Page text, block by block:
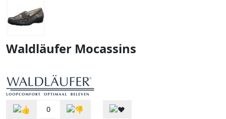
Waldläufer Mocassins
0